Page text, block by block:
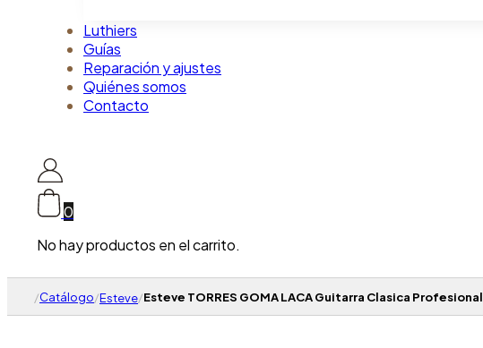
Luthiers
Guías
Reparación y ajustes
Quiénes somos
Contacto
0
No hay productos en el carrito.
/Catálogo/Esteve/Esteve TORRES GOMA LACA Guitarra Clasica Profesional